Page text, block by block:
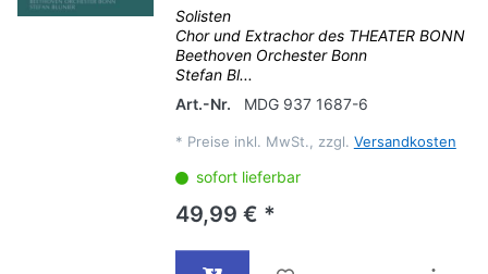
Solisten
Chor und Extrachor des THEATER BONN
Beethoven Orchester Bonn
Stefan Bl...
Art.-Nr.
MDG 937 1687-6
* Preise inkl. MwSt., zzgl. Versandkosten
sofort lieferbar
49,99 € *